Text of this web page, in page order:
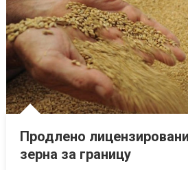
Продлено
зерна за границу